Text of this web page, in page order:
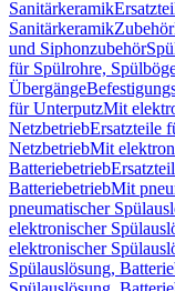
Sanitärkeramik
SanitärkeramikZubehör
und Siphonzubehör
für Spülrohre,
Übergänge
für UnterputzMit
NetzbetriebErsatzteile
NetzbetriebMit
Batteriebetrieb
BatteriebetriebMit
pneumatischer
elektronischer
elektronischer
Spülauslösung,